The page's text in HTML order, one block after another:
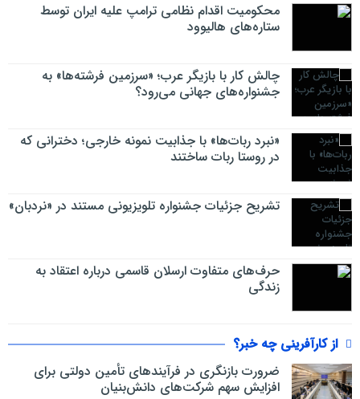
محکومیت اقدام نظامی ترامپ علیه ایران توسط
ستاره‌های هالیوود
چالش کار با بازیگر عرب؛ «سرزمین فرشته‌ها» به
جشنواره‌های جهانی می‌رود؟
«نبرد ربات‌ها» با جذابیت نمونه خارجی؛ دخترانی که
در روستا ربات ساختند
تشریح جزئیات جشنواره‌ تلویزیونی مستند در «نردبان»
حرف‌های متفاوت ارسلان قاسمی درباره اعتقاد به
زندگی
از کارآفرینی چه خبر؟
ضرورت بازنگری در فرآیندهای تأمین دولتی برای
افزایش سهم شرکت‌های دانش‌بنیان